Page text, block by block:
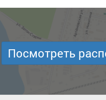
Посмотреть